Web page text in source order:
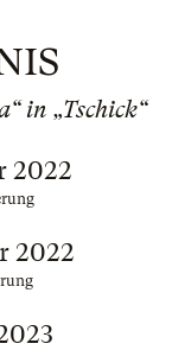
in „Tschick“
2022
2022